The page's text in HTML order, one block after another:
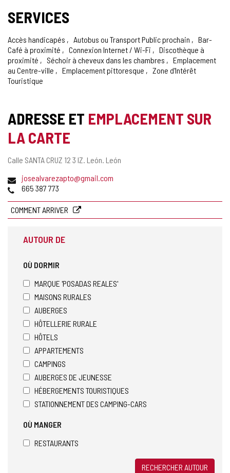
CONFIANCE
SERVICES
Accès handicapés Autobus ou Transport Public prochain
Bar-
Café à proximité
Connexion Internet / Wi-Fi
Discothèque à
proximité
Séchoir à cheveux dans les chambres
Emplacement
au Centre-ville
Emplacement pittoresque
Zone d'Intérêt
Touristique
ADRESSE ET EMPLACEMENT SUR
LA CARTE
Adresse
Calle SANTA CRUZ 12 3 IZ. León. León
Adresse
de
électronique
josealvarezapto@gmail.com
Téléphones
665 387 773
COMMENT ARRIVER
AUTOUR DE
OÙ DORMIR
MARQUE 'POSADAS REALES'
MAISONS RURALES
AUBERGES
HÔTELLERIE RURALE
HÔTELS
APPARTEMENTS
CAMPINGS
AUBERGES DE JEUNESSE
HÉBERGEMENTS TOURISTIQUES
STATIONNEMENT DES CAMPING-CARS
OÙ MANGER
RESTAURANTS
RECHERCHER AUTOUR